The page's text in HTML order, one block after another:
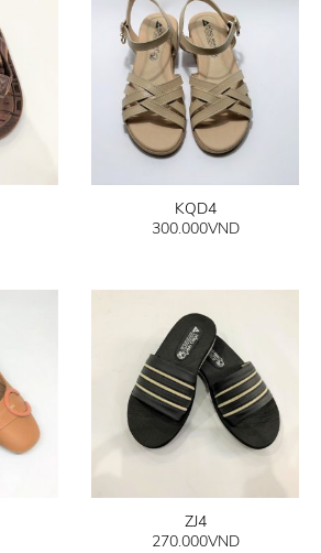
KQD4
300.000VND
ZJ4
270.000VND